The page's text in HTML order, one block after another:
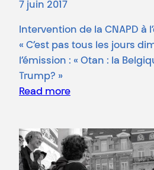
7 juin 2017
Intervention de la CNAPD à
« C’est pas tous les jours
l’émission : « Otan : la
Trump? »
Read more